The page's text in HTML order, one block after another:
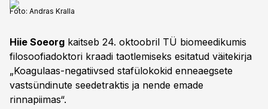
Foto: Andras Kralla
Hiie Soeorg kaitseb 24. oktoobril TÜ biomeedikumis
filosoofiadoktori kraadi taotlemiseks esitatud väitekirja
„Koagulaas-negatiivsed stafülokokid enneaegsete
vastsündinute seedetraktis ja nende emade
rinnapiimas“.